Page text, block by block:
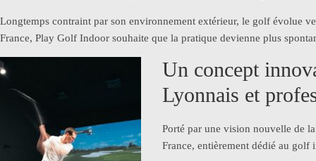
Longtemps contraint par son environnement extérieur, le golf évolue
France, Play Golf Indoor souhaite que la pratique devienne plus
Un concept
Lyonnais et
Porté par une vision nouvelle de
France, entièrement dédié au golf